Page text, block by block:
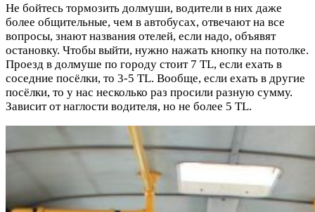
Не бойтесь тормозить долмуши, водители в них даже
более общительные, чем в автобусах, отвечают на все
вопросы, знают названия отелей, если надо, объявят
остановку. Чтобы выйти, нужно нажать кнопку на потолке.
Проезд в долмуше по городу стоит 7 TL, если ехать в
соседние посёлки, то 3-5 TL. Вообще, если ехать в другие
посёлки, то у нас несколько раз просили разную сумму.
Зависит от наглости водителя, но не более 5 TL.